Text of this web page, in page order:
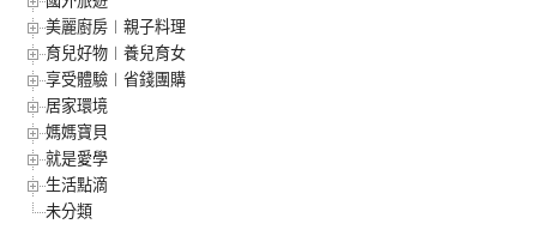
美麗廚房︱親子料理
育兒好物︱養兒育女
享受體驗︱省錢團購
居家環境
媽媽寶貝
就是愛學
生活點滴
未分類